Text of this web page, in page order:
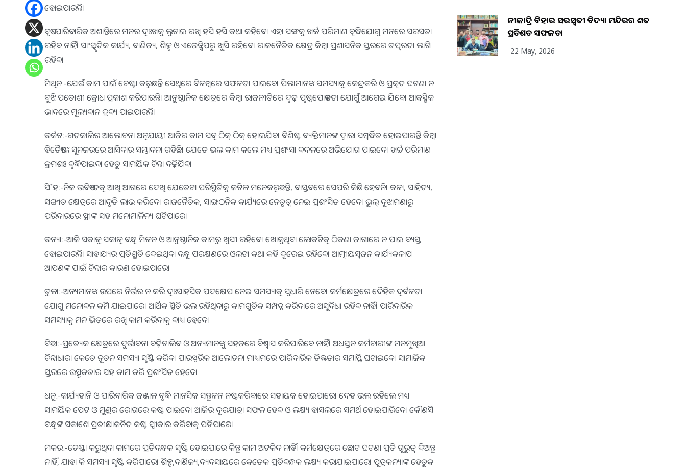
ହୋଇପାରନ୍ତି।
ବୃଷ:-ପାରିବାରିକ ଅଶାନ୍ତିରେ ମନର ଦୁଃଖକୁ ଲୁଚାଇ ରଖି ହସି ହସି କଥା କହିବେ। ଏହା ସଙ୍ଗକୁ ଖର୍ଚ୍ଚ ପରିମାଣ ବୃଦ୍ଧିଯୋଗୁ ମନରେ ସରସତା
ରହିବ ନାହିଁ। ସାଂସ୍କୃତିକ କାର୍ଯ୍ୟ, ବାଣିଜ୍ୟ, ଶିଳ୍ପ ଓ ଏଜେନ୍ସିପରୁ ଖୁସି ରହିବେ। ରାଜନୈତିକ କ୍ଷେତ୍ର କିମ୍ବା ପ୍ରଶାସନିକ ସ୍ତରରେ ତତ୍ପରତା ଲାଗି
ରହିବ।
ମିଥୁନ:-ଯେଉଁ କାମ ପାଇଁ ଚେଷ୍ଟା କରୁଛନ୍ତି ସେଥିରେ ବିଳମ୍ବରେ ସଫଳତା ପାଇବେ। ପିଲାମାନଙ୍କ ସମସ୍ୟାକୁ କେନ୍ଦ୍ରକରି ଓ ପ୍ରକୃତ ଘଟଣା ନ
ବୁଝି ପଡୋଶୀ କ୍ରୋଧ ପ୍ରକାଶ କରିପାରନ୍ତି। ଆନୁଷ୍ଠାନିକ କ୍ଷେତ୍ରରେ କିମ୍ବା ରାଜନୀତିରେ ଦୃଢ଼ ପୃଷ୍ଠପୋଷକତା ଯୋଗୁଁ ଆଗେଇ ଯିବେ। ଆକସ୍ମିକ
ଭାବରେ ମୂଲ୍ୟବାନ ଦ୍ରବ୍ୟ ପାଇପାରନ୍ତି।
କର୍କଟ:-ଗତକାଲିର ଆଲୋଚନା ଅନୁଯାୟୀ ଆଜିର କାମ ସବୁ ଠିକ୍ ଠିକ୍ ହୋଇଯିବ। ବିଶିଷ୍ଟ ବ୍ୟକ୍ତିମାନଙ୍କ ଦ୍ୱାରା ସମ୍ବର୍ଦ୍ଧିତ ହୋଇପାରନ୍ତି କିମ୍ବା
ହିତୈଷୀଙ୍କ ସୁନଜରରେ ଆସିବାର ସମ୍ଭାବନା ରହିଛି। ଯେତେ ଭଲ କାମ କଲେ ମଧ୍ୟ ପ୍ରଶଂସା ବଦଳରେ ଅଭିଯୋଗ ପାଇବେ। ଖର୍ଚ୍ଚ ପରିମାଣ
କ୍ରମଶଃ ବୃଦ୍ଧିପାଇବା ହେତୁ ସାମୟିକ ଚିନ୍ତା ବଢ଼ିଯିବ।
ସି˚ହ:-ନିଜ ଭବିଷ୍ୟତକୁ ଆଖି ଆଗରେ ଦେଖି ଯେତେଟା ପରିସ୍ଥିତିକୁ ଜଟିଳ ମନେକରୁଛନ୍ତି, ବାସ୍ତବରେ ସେପରି କିଛି ହେବନି। କଳା, ସାହିତ୍ୟ,
ସଙ୍ଗୀତ କ୍ଷେତ୍ରରେ ଆଦୃତି ଲାଭ କରିବେ। ରାଜନୈତିକ, ସାଙ୍ଗଠନିକ କାର୍ଯ୍ୟରେ ନେତୃତ୍ୱ ନେଇ ପ୍ରଶଂସିତ ହେବେ। ଭୁଲ୍ ବୁଝାମଣାରୁ
ପରିବାରରେ ସ୍ତ୍ରୀଙ୍କ ସହ ମନୋମାଳିନ୍ୟ ଘଟିପାରେ।
କନ୍ୟା:-ଆଜି ସକାଳୁ ସକାଳୁ ବନ୍ଧୁ ମିଳନ ଓ ଆନୁଷ୍ଠାନିକ କାମରୁ ଖୁସୀ ରହିବେ। ଖୋଜୁଥିବା ଲୋକଟିକୁ ଠିକଣା ଜାଗାରେ ନ ପାଇ ବ୍ୟସ୍ତ
ହୋଇପାରନ୍ତି। ସାହାଯ୍ୟର ପ୍ରତିଶ୍ରୁତି ଦେଇଥିବା ବନ୍ଧୁ ପରକ୍ଷଣରେ ଓଲଟା କଥା କହି ଦୂରେଇ ରହିବେ। ଆତ୍ମୀୟସ୍ବଜନ କାର୍ଯ୍ୟକଳାପ
ଆପଣଙ୍କ ପାଇଁ ଚିନ୍ତାର କାରଣ ହୋଇପାରେ।
ତୁଳା:-ଅନ୍ୟମାନଙ୍କ ଉପରେ ନିର୍ଭର ନ କରି ଦୁଃସାହସିକ ପଦକ୍ଷେପ ନେଇ ସମସ୍ୟାକୁ ସୁଧାରି ନେବେ। କର୍ମକ୍ଷେତ୍ରରେ ଦୈହିକ ଦୁର୍ବଳତା
ଯୋଗୁ ମନୋବଳ କମି ଯାଇପାରେ। ଆର୍ଥିକ ସ୍ଥିତି ଭଲ ରହିଥିବାରୁ କାମଗୁଡିକ ସମ୍ପନ୍ନ କରିବାରେ ଅସୁବିଧା ରହିବ ନାହିଁ। ପାରିବାରିକ
ସମସ୍ୟାକୁ ମନ ଭିତରେ ରଖି କାମ କରିବାକୁ ବାଧ୍ୟ ହେବେ।
ବିଛା:-ପ୍ରତ୍ୟେକ କ୍ଷେତ୍ରରେ ଦୁର୍ଭାବନା ବଢ଼ିଚାଲିବ ଓ ଅନ୍ୟମାନଙ୍କୁ ସହଜରେ ବିଶ୍ୱାସ କରିପାରିବେ ନାହିଁ। ଅଧସ୍ତନ କର୍ମଚାରୀଙ୍କ ମନମୁଖିଆ
ଚିନ୍ତାଧାରା କେତେ ନୂତନ ସମସ୍ୟା ସୃଷ୍ଟି କରିବ। ପାରସ୍ପରିକ ଆଲୋଚନା ମାଧ୍ୟମରେ ପାରିବାରିକ ତିକ୍ତତାର ସମାପ୍ତି ଘଟାଇବେ। ସାମାଜିକ
ସ୍ତରରେ ଉତ୍ସୁକତାର ସହ କାମ କରି ପ୍ରଶଂସିତ ହେବେ।
ଧନୁ:-କାର୍ଯ୍ୟହାନି ଓ ପାରିବାରିକ ଜଞ୍ଜାଳ ବୃଦ୍ଧି ମାନସିକ ସନ୍ତୁଳନ ନଷ୍ଟକରିବାରେ ସହାୟକ ହୋଇପାରେ। ଦେହ ଭଲ ରହିଲେ ମଧ୍ୟ
ସାମୟିକ ପେଟ ଓ ମୁଣ୍ଡର ରୋଗରେ କଷ୍ଟ ପାଇବେ। ଆଜିର ଦୂରଯାତ୍ରା ସଫଳ ହେବ ଓ ଲକ୍ଷ୍ୟ ହାସଲରେ ସମର୍ଥ ହୋଇପାରିବେ। କୌଣସି
ବନ୍ଧୁଙ୍କ ସକାଶେ ପ୍ରତୀକ୍ଷାଜନିତ କଷ୍ଟ ସ୍ବୀକାର କରିବାକୁ ପଡିପାରେ।
ମକର:-ଚେଷ୍ଟା କରୁଥିବା କାମରେ ପ୍ରତିବନ୍ଧକ ସୃଷ୍ଟି ହୋଇପାରେ କିନ୍ତୁ କାମ ଅଟକିବ ନାହିଁ। କର୍ମକ୍ଷେତ୍ରରେ ଛୋଟ ଘଟଣା ପ୍ରତି ଗୁରୁତ୍ୱ ଦିଅନ୍ତୁ
ନାହିଁ, ଯାହା କି ସମସ୍ୟା ସୃଷ୍ଟି କରିପାରେ। ଶିଳ୍ପ,ବାଣିଜ୍ୟ,ବ୍ୟବସାୟରେ କେତେକ ପ୍ରତିବନ୍ଧକ ଲକ୍ଷ୍ୟ କରାଯାଇପାରେ। ପୁତ୍ରକନ୍ୟାଙ୍କ ହେତୁକ
ନୀଳାଦ୍ରି ବିହାର ସରସ୍ୱତୀ ବିଦ୍ୟା ମନ୍ଦିରର ଶତ
ପ୍ରତିଶତ ସଫଳତା
22 May, 2026